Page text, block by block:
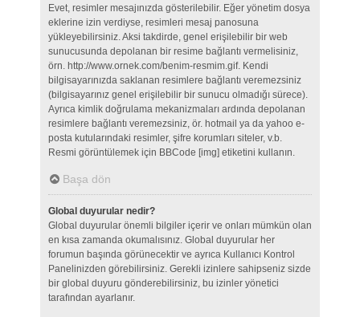
Evet, resimler mesajınızda gösterilebilir. Eğer yönetim dosya
eklerine izin verdiyse, resimleri mesaj panosuna
yükleyebilirsiniz. Aksi takdirde, genel erişilebilir bir web
sunucusunda depolanan bir resime bağlantı vermelisiniz,
örn. http://www.ornek.com/benim-resmim.gif. Kendi
bilgisayarınızda saklanan resimlere bağlantı veremezsiniz
(bilgisayarınız genel erişilebilir bir sunucu olmadığı sürece).
Ayrıca kimlik doğrulama mekanizmaları ardında depolanan
resimlere bağlantı veremezsiniz, ör. hotmail ya da yahoo e-
posta kutularındaki resimler, şifre korumları siteler, v.b.
Resmi görüntülemek için BBCode [img] etiketini kullanın.
Başa dön
Global duyurular nedir?
Global duyurular önemli bilgiler içerir ve onları mümkün olan
en kısa zamanda okumalısınız. Global duyurular her
forumun başında görünecektir ve ayrıca Kullanıcı Kontrol
Panelinizden görebilirsiniz. Gerekli izinlere sahipseniz sizde
bir global duyuru gönderebilirsiniz, bu izinler yönetici
tarafından ayarlanır.